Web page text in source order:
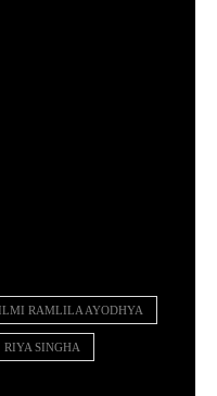
RAMLILA AYODHYA
RIYA SINGHA